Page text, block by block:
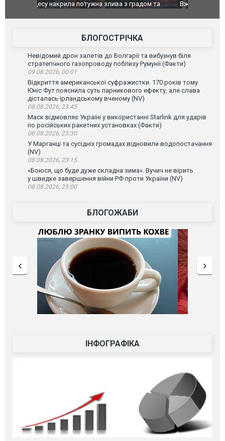
Вже вивели на тести: Ferrari готує оновлення
Вийшов
фільму
БЛОГОСТРІЧКА
Невідомий дрон залетів до Болгарії та вибухнув біля
стратегічного газопроводу поблизу Румунії (Факти)
09.08.2026, 00:01
Відкриття американської суфражистки. 170 років тому
Юніс Фут пояснила суть парникового ефекту, але слава
дісталась ірландському вченому (NV)
08.08.2026, 23:45
Маск відмовляє Україні у використанні Starlink для ударів
по російських ракетних установках (Факти)
08.08.2026, 23:30
У Марганці та сусідніх громадах відновили водопостачання
(NV)
08.08.2026, 23:15
«Боюся, що буде дуже складна зима». Вучич не вірить
у швидке завершення війни РФ проти України (NV)
08.08.2026, 23:00
БЛОГОЖАБИ
ІНФОГРАФІКА